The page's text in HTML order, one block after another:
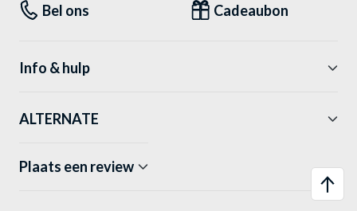
Bel ons
Cadeaubon
Info & hulp
ALTERNATE
Plaats een review